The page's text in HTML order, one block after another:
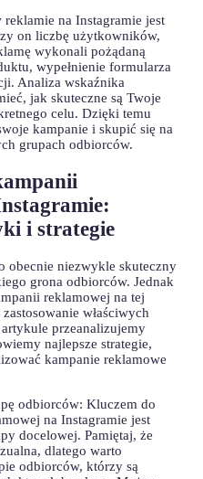
na Instagramie ⁢jest
on liczbę⁤ użytkowników,
wykonali pożądaną⁢
wypełnienie formularza
Analiza ‌wskaźnika
jak skuteczne są Twoje
celu. Dzięki temu
kampanie i skupić⁤ się⁣ na
grupach odbiorców.
i strategie
⁢obecnie niezwykle skuteczny
grona odbiorców. Jednak
reklamowej na tej
właściwych
przeanalizujemy
najlepsze strategie,⁤
kampanie reklamowe
odbiorców: Kluczem do
na Instagramie‌ jest
docelowej. Pamiętaj, że
⁢dlatego warto
odbiorców, ⁤którzy są